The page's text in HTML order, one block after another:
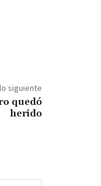
siguiente
quedó
herido